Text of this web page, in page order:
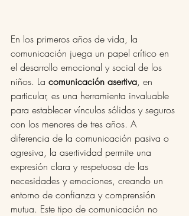
En los primeros años de vida, la
comunicación juega un papel crítico en
el desarrollo emocional y social de los
niños. La comunicación asertiva, en
particular, es una herramienta invaluable
para establecer vínculos sólidos y seguros
con los menores de tres años. A
diferencia de la comunicación pasiva o
agresiva, la asertividad permite una
expresión clara y respetuosa de las
necesidades y emociones, creando un
entorno de confianza y comprensión
mutua. Este tipo de comunicación no